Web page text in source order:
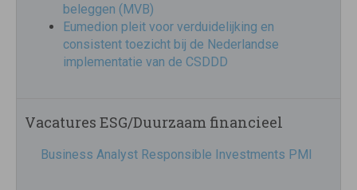
beleggen (MVB)
Eumedion pleit voor verduidelijking en
consistent toezicht bij de Nederlandse
implementatie van de CSDDD
Vacatures ESG/Duurzaam financieel
Business Analyst Responsible Investments PMI